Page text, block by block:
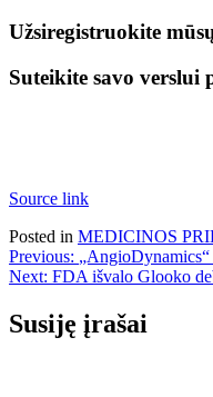
Užsiregistruokite
Suteikite savo verslui
Source link
Posted in MEDICINOS
Navigacija
tarp
įrašų
Previous:
Next: FDA išvalo Glooko
Susiję įrašai